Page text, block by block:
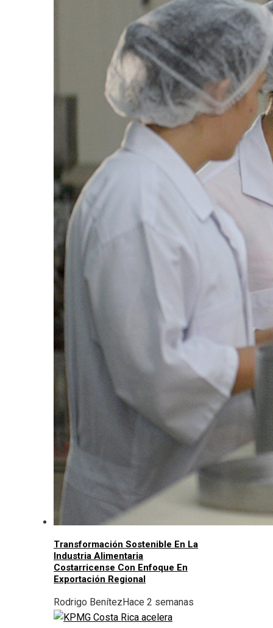
Transformación Sostenible En La
Industria Alimentaria
Costarricense Con Enfoque En
Exportación Regional
Rodrigo BenítezHace 2 semanas